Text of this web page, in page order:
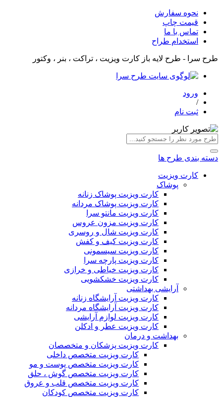
نحوه سفارش
قیمت چاپ
تماس با ما
استخدام طراح
طرح سرا - طرح لایه باز کارت ویزیت ، تراکت ، بنر ، وکتور
ورود
/
ثبت نام
دسته بندی طرح ها
کارت ویزیت
پوشاک
کارت ویزیت پوشاک زنانه
کارت ویزیت پوشاک مردانه
کارت ویزیت مانتو سرا
کارت ویزیت مزون عروس
کارت ویزیت شال و روسری
کارت ویزیت کیف و کفش
کارت ویزیت سیسمونی
کارت ویزیت پارچه سرا
کارت ویزیت خیاطی و خرازی
کارت ویزیت خشکشویی
آرایشی بهداشتی
کارت ویزیت آرایشگاه زنانه
کارت ویزیت آرایشگاه مردانه
کارت ویزیت لوازم آرایشی
کارت ویزیت عطر و ادکلن
بهداشت و درمان
کارت ویزیت پزشکان و متخصصان
کارت ویزیت متخصص داخلی
کارت ویزیت متخصص پوست و مو
کارت ویزیت متخصص گوش ، حلق
کارت ویزیت متخصص قلب و عروق
کارت ویزیت متخصص کودکان